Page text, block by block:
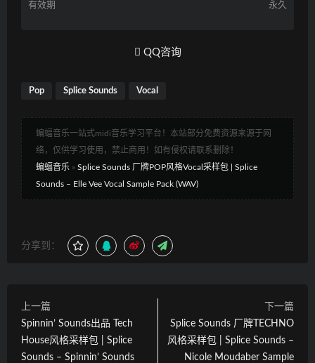
有效期 永久
QQ咨询
Pop Splice Sounds Vocal
蝙蝠音乐一站式midi音乐学习平台！本站部分免费资源来源于网
络，仅供学习使用，禁止商用！如有侵权请联系删除！
蝙蝠音乐 » Splice Sounds 厂牌POP风格Vocal采样包 | Splice
Sounds – Elle Vee Vocal Sample Pack (WAV)
分享到：
上一篇
Spinnin’ Sounds出品 Tech
House风格采样包 | Splice
Sounds – Spinnin’ Sounds
下一篇
Splice Sounds 厂牌TECHNO
风格采样包 | Splice Sounds –
Nicole Moudaber Sample